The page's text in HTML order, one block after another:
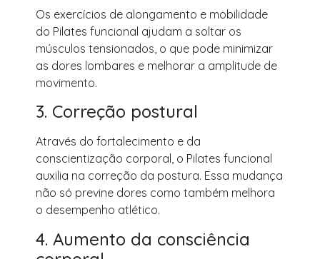
Os exercícios de alongamento e mobilidade
do Pilates funcional ajudam a soltar os
músculos tensionados, o que pode minimizar
as dores lombares e melhorar a amplitude de
movimento.
3. Correção postural
Através do fortalecimento e da
conscientização corporal, o Pilates funcional
auxilia na correção da postura. Essa mudança
não só previne dores como também melhora
o desempenho atlético.
4. Aumento da consciência